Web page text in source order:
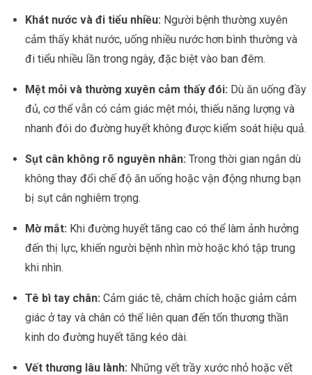
Khát nước và đi tiểu nhiều: Người bệnh thường xuyên
cảm thấy khát nước, uống nhiều nước hơn bình thường và
đi tiểu nhiều lần trong ngày, đặc biệt vào ban đêm.
Mệt mỏi và thường xuyên cảm thấy đói: Dù ăn uống đầy
đủ, cơ thể vẫn có cảm giác mệt mỏi, thiếu năng lượng và
nhanh đói do đường huyết không được kiểm soát hiệu quả.
Sụt cân không rõ nguyên nhân: Trong thời gian ngắn dù
không thay đổi chế độ ăn uống hoặc vận động nhưng bạn
bị sụt cân nghiêm trọng.
Mờ mắt: Khi đường huyết tăng cao có thể làm ảnh hưởng
đến thị lực, khiến người bệnh nhìn mờ hoặc khó tập trung
khi nhìn.
Tê bì tay chân: Cảm giác tê, châm chích hoặc giảm cảm
giác ở tay và chân có thể liên quan đến tổn thương thần
kinh do đường huyết tăng kéo dài.
Vết thương lâu lành: Những vết trầy xước nhỏ hoặc vết